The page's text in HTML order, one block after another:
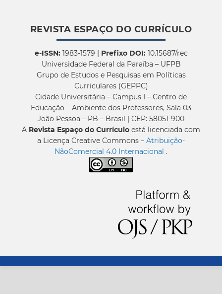
REVISTA ESPAÇO DO CURRÍCULO
e-ISSN:1983-1579 | Prefixo DOI:10.15687/rec
Universidade Federal da Paraíba – UFPB
Grupo de Estudos e Pesquisas em Políticas
Curriculares (GEPPC)
Cidade Universitária – Campus I – Centro de
Educação – Ambiente dos Professores, Sala 03
João Pessoa – PB – Brasil | CEP: 58051-900
A Revista Espaço do Currículo está licenciada com
a Licença Creative Commons – Atribuição-
NãoComercial 4.0 Internacional .